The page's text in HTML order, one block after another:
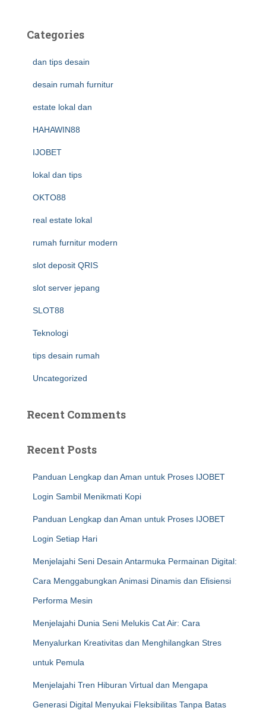
Categories
dan tips desain
desain rumah furnitur
estate lokal dan
HAHAWIN88
IJOBET
lokal dan tips
OKTO88
real estate lokal
rumah furnitur modern
slot deposit QRIS
slot server jepang
SLOT88
Teknologi
tips desain rumah
Uncategorized
Recent Comments
Recent Posts
Panduan Lengkap dan Aman untuk Proses IJOBET
Login Sambil Menikmati Kopi
Panduan Lengkap dan Aman untuk Proses IJOBET
Login Setiap Hari
Menjelajahi Seni Desain Antarmuka Permainan Digital:
Cara Menggabungkan Animasi Dinamis dan Efisiensi
Performa Mesin
Menjelajahi Dunia Seni Melukis Cat Air: Cara
Menyalurkan Kreativitas dan Menghilangkan Stres
untuk Pemula
Menjelajahi Tren Hiburan Virtual dan Mengapa
Generasi Digital Menyukai Fleksibilitas Tanpa Batas